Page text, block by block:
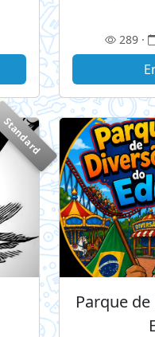
289 ·
Standard
Parque